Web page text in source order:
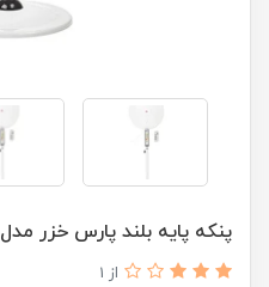
پنكه پايه بلند پارس خزر مدل ES4010RWKM کنترل دار
از 1